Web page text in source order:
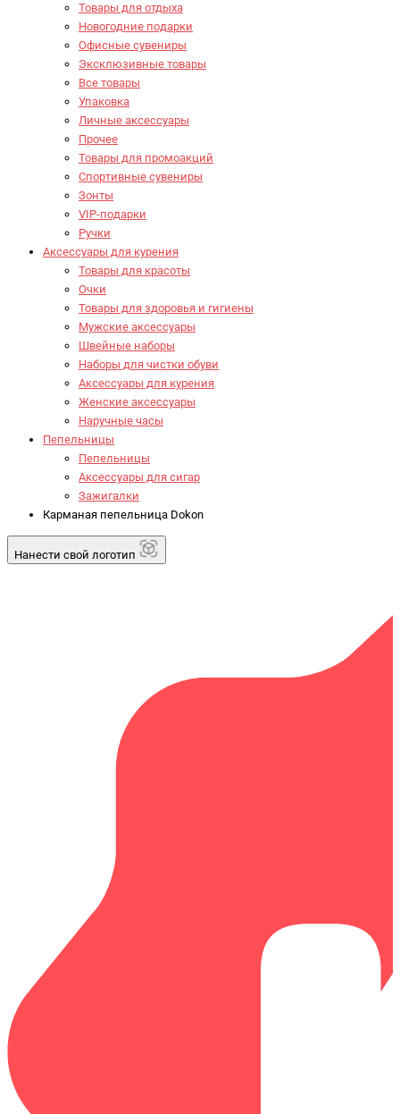
Товары для отдыха
Новогодние подарки
Офисные сувениры
Эксклюзивные товары
Все товары
Упаковка
Личные аксессуары
Прочее
Товары для промоакций
Спортивные сувениры
Зонты
VIP-подарки
Ручки
Аксессуары для курения
Товары для красоты
Очки
Товары для здоровья и гигиены
Мужские аксессуары
Швейные наборы
Наборы для чистки обуви
Аксессуары для курения
Женские аксессуары
Наручные часы
Пепельницы
Пепельницы
Аксессуары для сигар
Зажигалки
Карманая пепельница Dokon
Нанести свой логотип